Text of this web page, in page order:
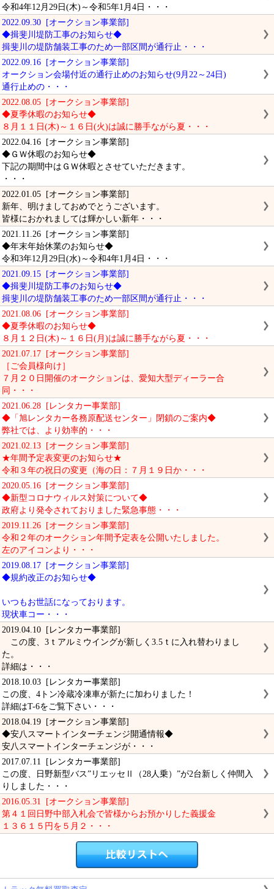
令和4年12月29日(木)～令和5年1月4日・・・
2022.09.30 [オークション事業部]
◆揖斐川堤防工事のお知らせ◆
揖斐川の堤防舗装工事のため一部区間が通行止・・・
2022.09.16 [オークション事業部]
オークション会場付近の通行止めのお知らせ(9月22～24日)
通行止めの・・・
2022.08.05 [オークション事業部]
◆夏季休暇のお知らせ◆
８月１１日(木)～１６日(火)は誠に勝手ながら夏・・・
2022.04.16 [オークション事業部]
◆ＧＷ休暇のお知らせ◆
下記の期間中はＧＷ休暇とさせていただきます。
・・・
2022.01.05 [オークション事業部]
新年、明けましておめでとうございます。
皆様におかれましては輝かしい新年・・・
2021.11.26 [オークション事業部]
◆年末年始休業のお知らせ◆
令和3年12月29日(水)～令和4年1月4日・・・
2021.09.15 [オークション事業部]
◆揖斐川堤防工事のお知らせ◆
揖斐川の堤防舗装工事のため一部区間が通行止・・・
2021.08.06 [オークション事業部]
◆夏季休暇のお知らせ◆
８月１２日(木)～１６日(月)は誠に勝手ながら夏・・・
2021.07.17 [オークション事業部]
［ご会員様向け］
７月２０日開催のオークションは、愛知大型ディーラー合
同・・・
2021.06.28 [レンタカー事業部]
◆「旭レンタカー各務原配送センター」閉鎖のご案内◆
弊社では、より効率的・・・
2021.02.13 [オークション事業部]
★年間予定表変更のお知らせ★
令和３年の祝日の変更（海の日：７月１９日か・・・
2020.05.16 [オークション事業部]
◆新型コロナウィルス対策について◆
政府より発令されておりました緊急事態・・・
2019.11.26 [オークション事業部]
令和２年のオークション年間予定表を公開いたしました。
左のアイコンより・・・
2019.08.17 [オークション事業部]
◆規約改正のお知らせ◆
いつもお世話になっております。
現状車コー・・・
2019.04.10 [レンタカー事業部]
この度、3ｔアルミウイングが新しく3.5ｔに入れ替わりまし
た。
詳細は・・・
2018.10.03 [レンタカー事業部]
この度、4トン冷蔵冷凍車が新たに加わりました！
詳細はT-6をご覧下さい・・・
2018.04.19 [オークション事業部]
◆安八スマートインターチェンジ開通情報◆
安八スマートインターチェンジが・・・
2017.07.11 [レンタカー事業部]
この度、日野新型バス”リエッセⅡ（28人乗）”が2台新しく仲間入
りしました・・・
2016.05.31 [オークション事業部]
第４１回日野中部入札会で皆様からお預かりした義援金
１３６１５円を５月２・・・